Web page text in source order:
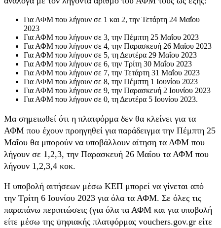
Για ΑΦΜ που λήγουν σε 1 και 2, την Τετάρτη 24 Μαΐου
2023
Για ΑΦΜ που λήγουν σε 3, την Πέμπτη 25 Μαΐου 2023
Για ΑΦΜ που λήγουν σε 4, την Παρασκευή 26 Μαΐου 2023
Για ΑΦΜ που λήγουν σε 5, τη Δευτέρα 29 Μαΐου 2023
Για ΑΦΜ που λήγουν σε 6, την Τρίτη 30 Μαΐου 2023
Για ΑΦΜ που λήγουν σε 7, την Τετάρτη 31 Μαΐου 2023
Για ΑΦΜ που λήγουν σε 8, την Πέμπτη 1 Ιουνίου 2023
Για ΑΦΜ που λήγουν σε 9, την Παρασκευή 2 Ιουνίου 2023
Για ΑΦΜ που λήγουν σε 0, τη Δευτέρα 5 Ιουνίου 2023.
Μα σημειωθεί ότι η πλατφόρμα δεν θα κλείνει για τα
ΑΦΜ που έχουν προηγηθεί για παράδειγμα την Πέμπτη 25
Μαΐου θα μπορούν να υποβάλλουν αίτηση τα ΑΦΜ που
λήγουν σε 1,2,3, την Παρασκευή 26 Μαΐου τα ΑΦΜ που
λήγουν 1,2,3,4 κοκ.
Η υποβολή αιτήσεων μέσω ΚΕΠ μπορεί να γίνεται από
την Τρίτη 6 Ιουνίου 2023 για όλα τα ΑΦΜ. Σε όλες τις
παραπάνω περιπτώσεις (για όλα τα ΑΦΜ και για υποβολή
είτε μέσω της ψηφιακής πλατφόρμας vouchers.gov.gr είτε